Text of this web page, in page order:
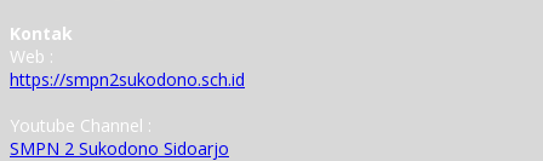
Kontak
Web :
https://smpn2sukodono.sch.id
Youtube Channel :
SMPN 2 Sukodono Sidoarjo